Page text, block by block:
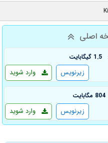
اصلی
1.5 گیگابایت
وارد شوید زیرنویس
804 مگابایت
وارد شوید زیرنویس